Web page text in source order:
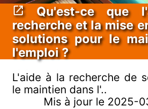
Qu'est-ce que
recherche et la mise
solutions pour le
l'emploi ?
L'aide à la recherche de
le maintien dans l'..
Mis à jour le 2025-